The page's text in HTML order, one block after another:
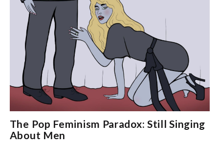
The Pop Feminism Paradox: Still Singing
About Men